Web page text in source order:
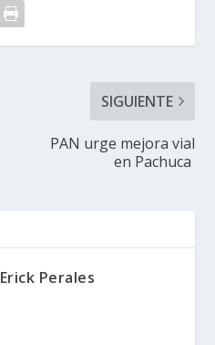
SIGUIENTE
PAN urge mejora vial
en Pachuca
Erick Perales